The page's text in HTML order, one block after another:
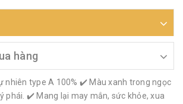
hàng
nhiên type A 100% ✔️ Màu xanh trong ngọc
phái. ✔️ Mang lại may mắn, sức khỏe, xua